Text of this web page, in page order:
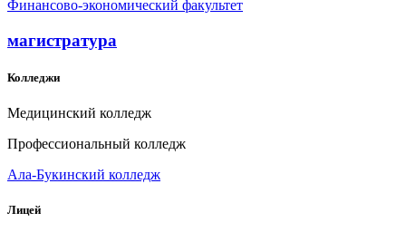
Финансово-экономический факультет
магистратура
Колледжи
Медицинский колледж
Профессиональный колледж
Ала-Букинский колледж
Лицей